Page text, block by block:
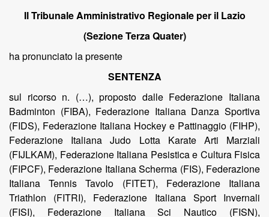
Il Tribunale Amministrativo Regionale per il Lazio
(Sezione Terza Quater)
ha pronunciato la presente
SENTENZA
sul ricorso n. (…), proposto dalle Federazione Italiana
Badminton (FIBA), Federazione Italiana Danza Sportiva
(FIDS), Federazione Italiana Hockey e Pattinaggio (FIHP),
Federazione Italiana Judo Lotta Karate Arti Marziali
(FIJLKAM), Federazione Italiana Pesistica e Cultura Fisica
(FIPCF), Federazione Italiana Scherma (FIS), Federazione
Italiana Tennis Tavolo (FITET), Federazione Italiana
Triathlon (FITRI), Federazione Italiana Sport Invernali
(FISI), Federazione Italiana Sci Nautico (FISN),